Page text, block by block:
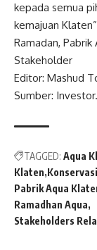
kepada semua
kemajuan
Ramadan,
Stakeholder
Editor: Mashud
Sumber:
TAGGED: Aqua
Klaten
Pabrik Aqua
Ramadhan Aqua
Stakeholders